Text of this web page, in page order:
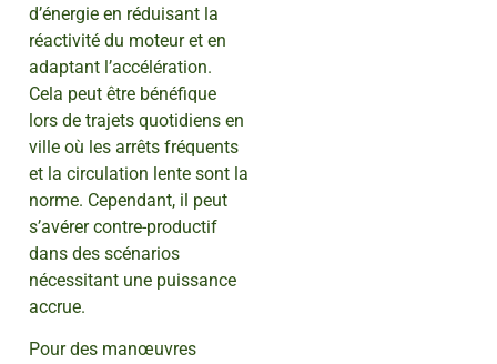
d’énergie en réduisant la
réactivité du moteur et en
adaptant l’accélération.
Cela peut être bénéfique
lors de trajets quotidiens en
ville où les arrêts fréquents
et la circulation lente sont la
norme. Cependant, il peut
s’avérer contre-productif
dans des scénarios
nécessitant une puissance
accrue.
Pour des manœuvres